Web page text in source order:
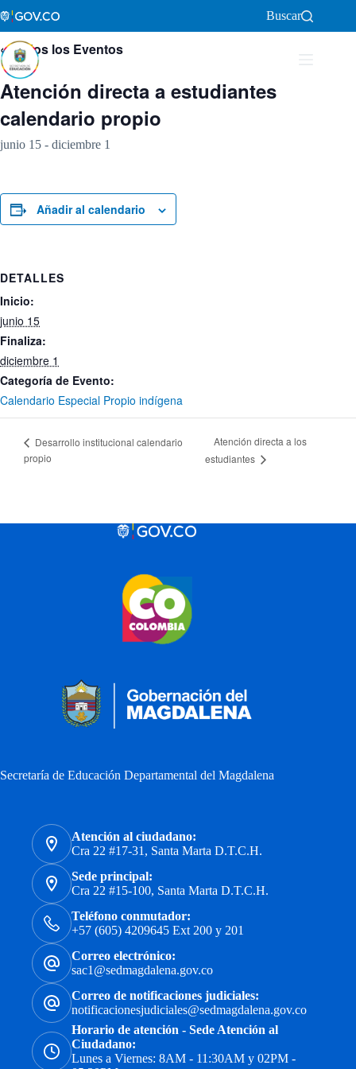
al
contenido
Buscar
« Todos los Eventos
Atención directa a estudiantes
calendario propio
junio 15 - diciembre 1
Añadir al calendario
DETALLES
Inicio:
junio 15
Finaliza:
diciembre 1
Categoría de Evento:
Calendario Especial Propio indígena
Desarrollo institucional calendario
propio
Atención directa a los
estudiantes
Secretaría de Educación Departamental del Magdalena
Atención al ciudadano:
Cra 22 #17-31, Santa Marta D.T.C.H.
Sede principal:
Cra 22 #15-100, Santa Marta D.T.C.H.
Teléfono conmutador:
+57 (605) 4209645 Ext 200 y 201
Correo electrónico:
sac1@sedmagdalena.gov.co
Correo de notificaciones judiciales:
notificacionesjudiciales@sedmagdalena.gov.co
Horario de atención - Sede Atención al
Ciudadano:
Lunes a Viernes: 8AM - 11:30AM y 02PM -